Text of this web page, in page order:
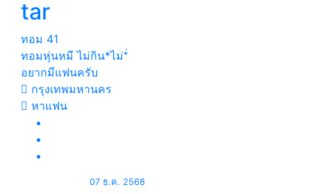
tar
ทอม 41
ทอมหุ่นหมี ไม่กิน*ไม่*่
อยากมีแฟนครับ
กรุงเทพมหานคร
หาแฟน
07 ธ.ค. 2568